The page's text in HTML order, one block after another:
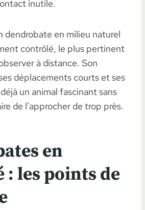
inutile.
dendrobate en milieu naturel
contrôlé, le plus pertinent
à distance. Son
déplacements courts et ses
un animal fascinant sans
de l’approcher de trop près.
en
: les points de